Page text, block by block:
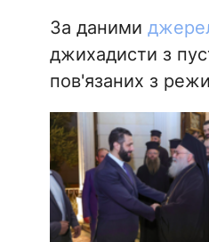
За даними
джихадисти з
пов'язаних з